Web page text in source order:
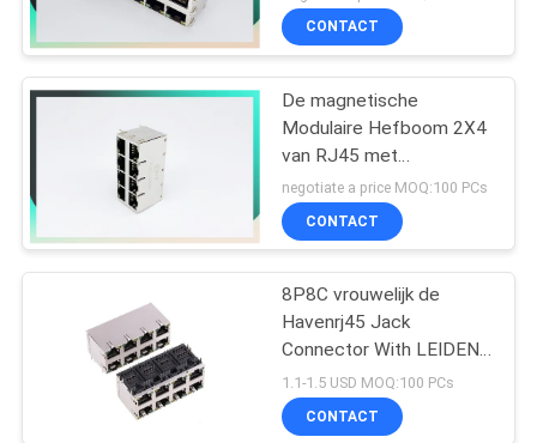
POE Rj45 Hefboom
De Schakelaar van
RJ45 USB
Kleur aan
CONTACT
De magnetische
Modulaire Hefboom 2X4
van RJ45 met
Kogelbasis
negotiate a price MOQ:100 PCs
CONTACT
8P8C vrouwelijk de
Havenrj45 Jack
Connector With LEIDEN
van 2X4 8 Licht
1.1-1.5 USD MOQ:100 PCs
CONTACT